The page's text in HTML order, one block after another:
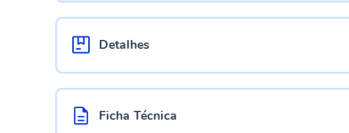
Detalhes
Ficha Técnica